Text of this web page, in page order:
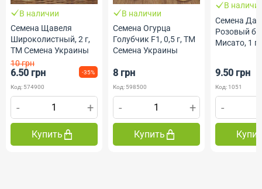
В наличии
Семена Щавеля
Широколистный, 2 г,
ТМ Семена Украины
10 грн
6.50 грн -35%
Код: 574900
- +
Купить
В наличии
Семена Огурца
Голубчик F1, 0,5 г, ТМ
Семена Украины
8 грн
Код: 598500
- +
Купить
В
Семена
Розовый
Мисато, 1
9.50 грн
Код: 1051
-